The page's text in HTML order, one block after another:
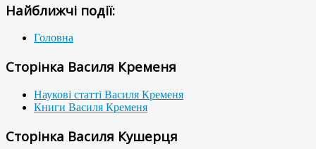
Найближчі події:
Головна
Сторінка Василя Кременя
Наукові статті Василя Кременя
Книги Василя Кременя
Сторінка Василя Кушерця